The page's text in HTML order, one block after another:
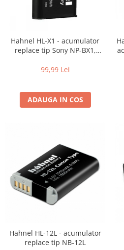
Hahnel HL-X1 - acumulator
replace tip Sony NP-BX1,
99,99 Lei
ADAUGA IN COS
Hahnel HL-12L - acumulator
replace tip NB-12L